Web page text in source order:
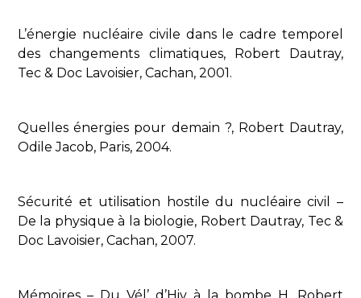
L’énergie nucléaire civile dans le cadre temporel
des changements climatiques, Robert Dautray,
Tec & Doc Lavoisier, Cachan, 2001.
Quelles énergies pour demain ?, Robert Dautray,
Odile Jacob, Paris, 2004.
Sécurité et utilisation hostile du nucléaire civil –
De la physique à la biologie, Robert Dautray, Tec &
Doc Lavoisier, Cachan, 2007.
Mémoires – Du Vél’ d’Hiv à la bombe H, Robert